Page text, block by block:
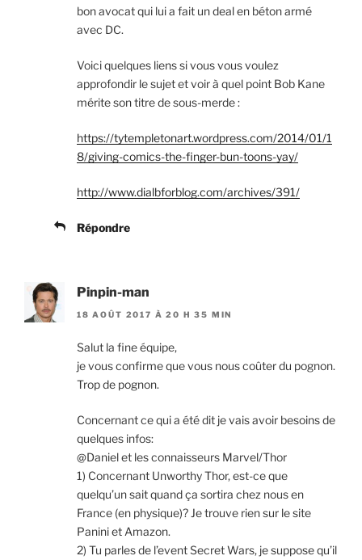
bon avocat qui lui a fait un deal en béton armé
avec DC.
Voici quelques liens si vous vous voulez
approfondir le sujet et voir à quel point Bob Kane
mérite son titre de sous-merde :
https://tytempletonart.wordpress.com/2014/01/1
8/giving-comics-the-finger-bun-toons-yay/
http://www.dialbforblog.com/archives/391/
Répondre
Pinpin-man
18 AOÛT 2017 À 20 H 35 MIN
Salut la fine équipe,
je vous confirme que vous nous coûter du pognon.
Trop de pognon.
Concernant ce qui a été dit je vais avoir besoins de
quelques infos:
@Daniel et les connaisseurs Marvel/Thor
1) Concernant Unworthy Thor, est-ce que
quelqu’un sait quand ça sortira chez nous en
France (en physique)? Je trouve rien sur le site
Panini et Amazon.
2) Tu parles de l’event Secret Wars, je suppose qu’il